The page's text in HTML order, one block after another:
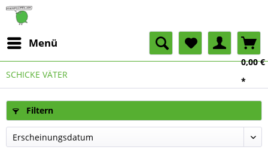
Menü
0,00 €
*
SCHICKE VÄTER
Filtern